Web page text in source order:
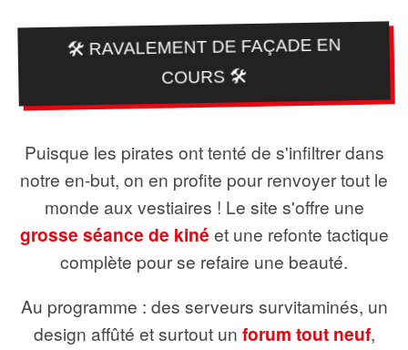
🛠️ RAVALEMENT DE FAÇADE EN
COURS 🛠️
Puisque les pirates ont tenté de s'infiltrer dans
notre en-but, on en profite pour renvoyer tout le
monde aux vestiaires ! Le site s'offre une
grosse séance de kiné et une refonte tactique
complète pour se refaire une beauté.
Au programme : des serveurs survitaminés, un
design affûté et surtout un forum tout neuf,